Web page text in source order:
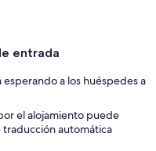
entrada
a los huéspedes a
el alojamiento puede
automática